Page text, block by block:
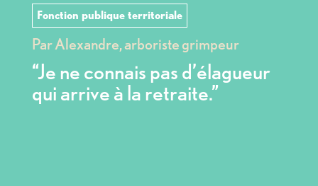
Fonction publique territoriale
Par Alexandre, arboriste grimpeur
“Je ne connais pas d’élagueur
qui arrive à la retraite.”